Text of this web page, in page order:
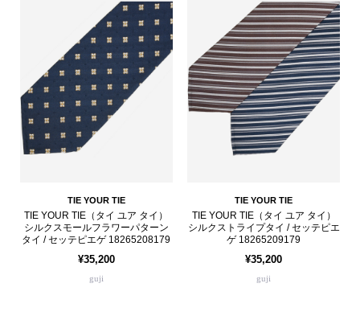
TIE YOUR TIE
TIE YOUR TIE（タイ ユア タイ）
シルクスモールフラワーパターン
タイ / セッテピエゲ 18265208179
¥35,200
guji
TIE YOUR TIE
TIE YOUR TIE（タイ ユア タイ）
シルクストライプタイ / セッテピエ
ゲ 18265209179
¥35,200
guji